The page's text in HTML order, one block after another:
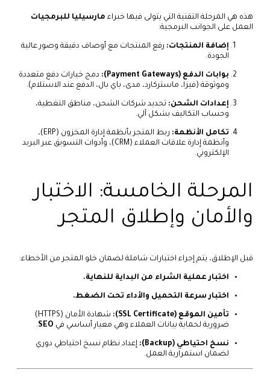
هذه هي المرحلة التقنية التي يتولى فيها خبراء مارسيليا للبرمجيات
العمل على الجوانب البرمجية:
إضافة المنتجات: رفع المنتجات مع أوصاف دقيقة وصور عالية
الجودة.
بوابات الدفع (Payment Gateways):
دمج خيارات دفع متعددة
وموثوقة (فيزا، ماستركارد، مدى، باي بال، الدفع عند الاستلام).
إعدادات الشحن: تحديد شركات الشحن، مناطق التغطية،
وحساب التكاليف بشكل آلي.
تكامل الأنظمة:
ربط المتجر بأنظمة إدارة المخزون (ERP)،
وأنظمة إدارة علاقات العملاء (CRM)، وأدوات التسويق عبر البريد
الإلكتروني.
المرحلة الخامسة: الاختبار
والأمان وإطلاق المتجر
قبل الإطلاق، يتم إجراء اختبارات شاملة لضمان خلو المتجر من الأخطاء:
اختبار عملية الشراء من البداية للنهاية.
اختبار سرعة التحميل والأداء تحت الضغط.
تأمين الموقع (SSL Certificate):
شهادة الأمان (HTTPS)
ضرورية لحماية بيانات العملاء وهي معيار أساسي في SEO
.
نسخ احتياطي (Backup):
إعداد نظام نسخ احتياطي دوري
لضمان استمرارية العمل.